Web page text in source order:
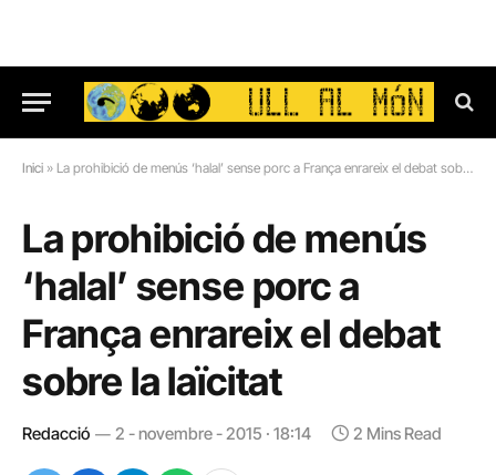
Inici » La prohibició de menús ‘halal’ sense porc a França enrareix el debat sobre la laïcitat
La prohibició de menús
‘halal’ sense porc a
França enrareix el debat
sobre la laïcitat
Redacció 2 - novembre - 2015 · 18:14 2 Mins Read